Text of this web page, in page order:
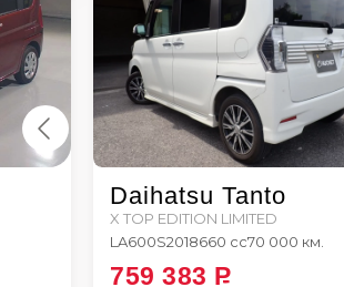
Daihatsu Tanto
X TOP EDITION LIMITED
LA600S2018660 сс70 000 км.
759 383 P